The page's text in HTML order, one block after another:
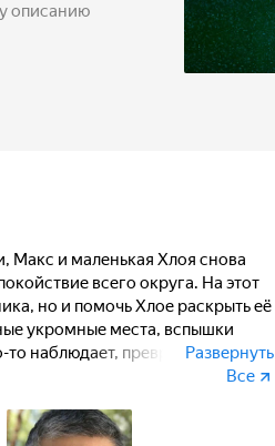
раз им
силы
описанию
Макс и маленькая Хлоя снова
всего округа. На этот
но и помочь Хлое раскрыть её
укромные места, вспышки
наблюдает, превращаютРазвернуть
Все